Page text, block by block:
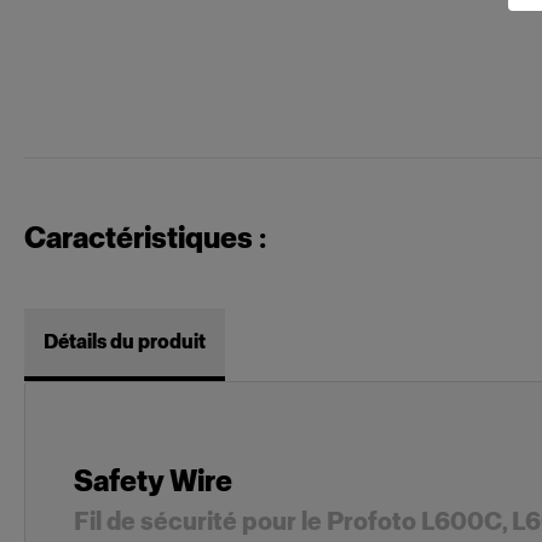
Caractéristiques :
Détails du produit
Safety Wire
Fil de sécurité pour le Profoto L600C,